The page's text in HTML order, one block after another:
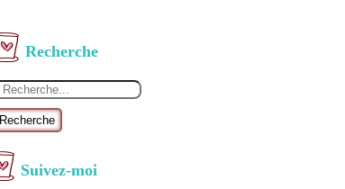
Recherche
Recherche
Suivez-moi